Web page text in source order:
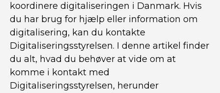
koordinere digitaliseringen i Danmark. Hvis
du har brug for hjælp eller information om
digitalisering, kan du kontakte
Digitaliseringsstyrelsen. I denne artikel finder
du alt, hvad du behøver at vide om at
komme i kontakt med
Digitaliseringsstyrelsen, herunder